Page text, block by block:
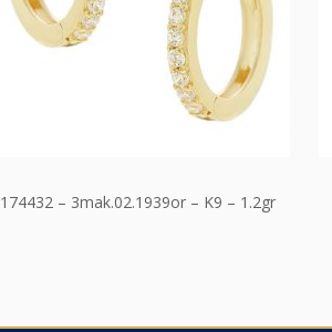
174432 – 3mak.02.1939or – K9 – 1.2gr